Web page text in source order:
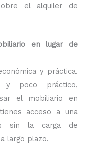
el alquiler de
en lugar de
y práctica.
y poco práctico,
el mobiliario en
acceso a una
sin la carga de
largo plazo.